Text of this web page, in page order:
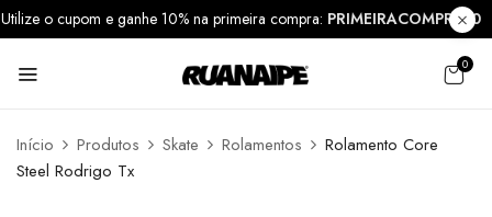
Utilize o cupom e ganhe 10% na primeira compra:
0
Início Produtos Skate Rolamentos
Rolamento Core
Steel Rodrigo Tx